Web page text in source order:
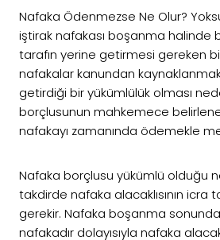
Nafaka Ödenmezse Ne Olur?
iştirak nafakası boşanma halinde
tarafın yerine getirmesi gereken
nafakalar kanundan
getirdiği bir yükümlülük olması
borçlusunun mahkemece
nafakayı zamanında ödemekle
Nafaka borçlusu yükümlü olduğu
takdirde nafaka alacaklısının icra
gerekir. Nafaka boşanma
nafakadır dolayısıyla nafaka